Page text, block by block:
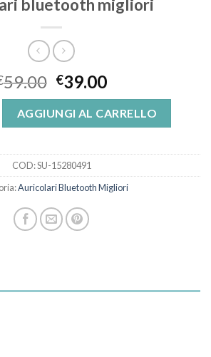
bluetooth migliori
59.00 €39.00
AGGIUNGI AL CARRELLO
COD:SU-15280491
Auricolari Bluetooth Migliori